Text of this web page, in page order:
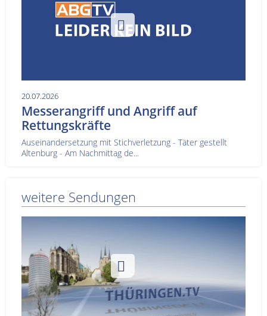
20.07.2026
Messerangriff und Angriff auf
Rettungskräfte
Auseinandersetzung mit Stichverletzung - Täter gestellt
Altenburg - Am Nachmittag de...
weitere Sendungen